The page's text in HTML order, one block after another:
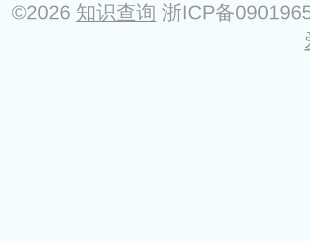
©2026 知识查询 浙ICP备